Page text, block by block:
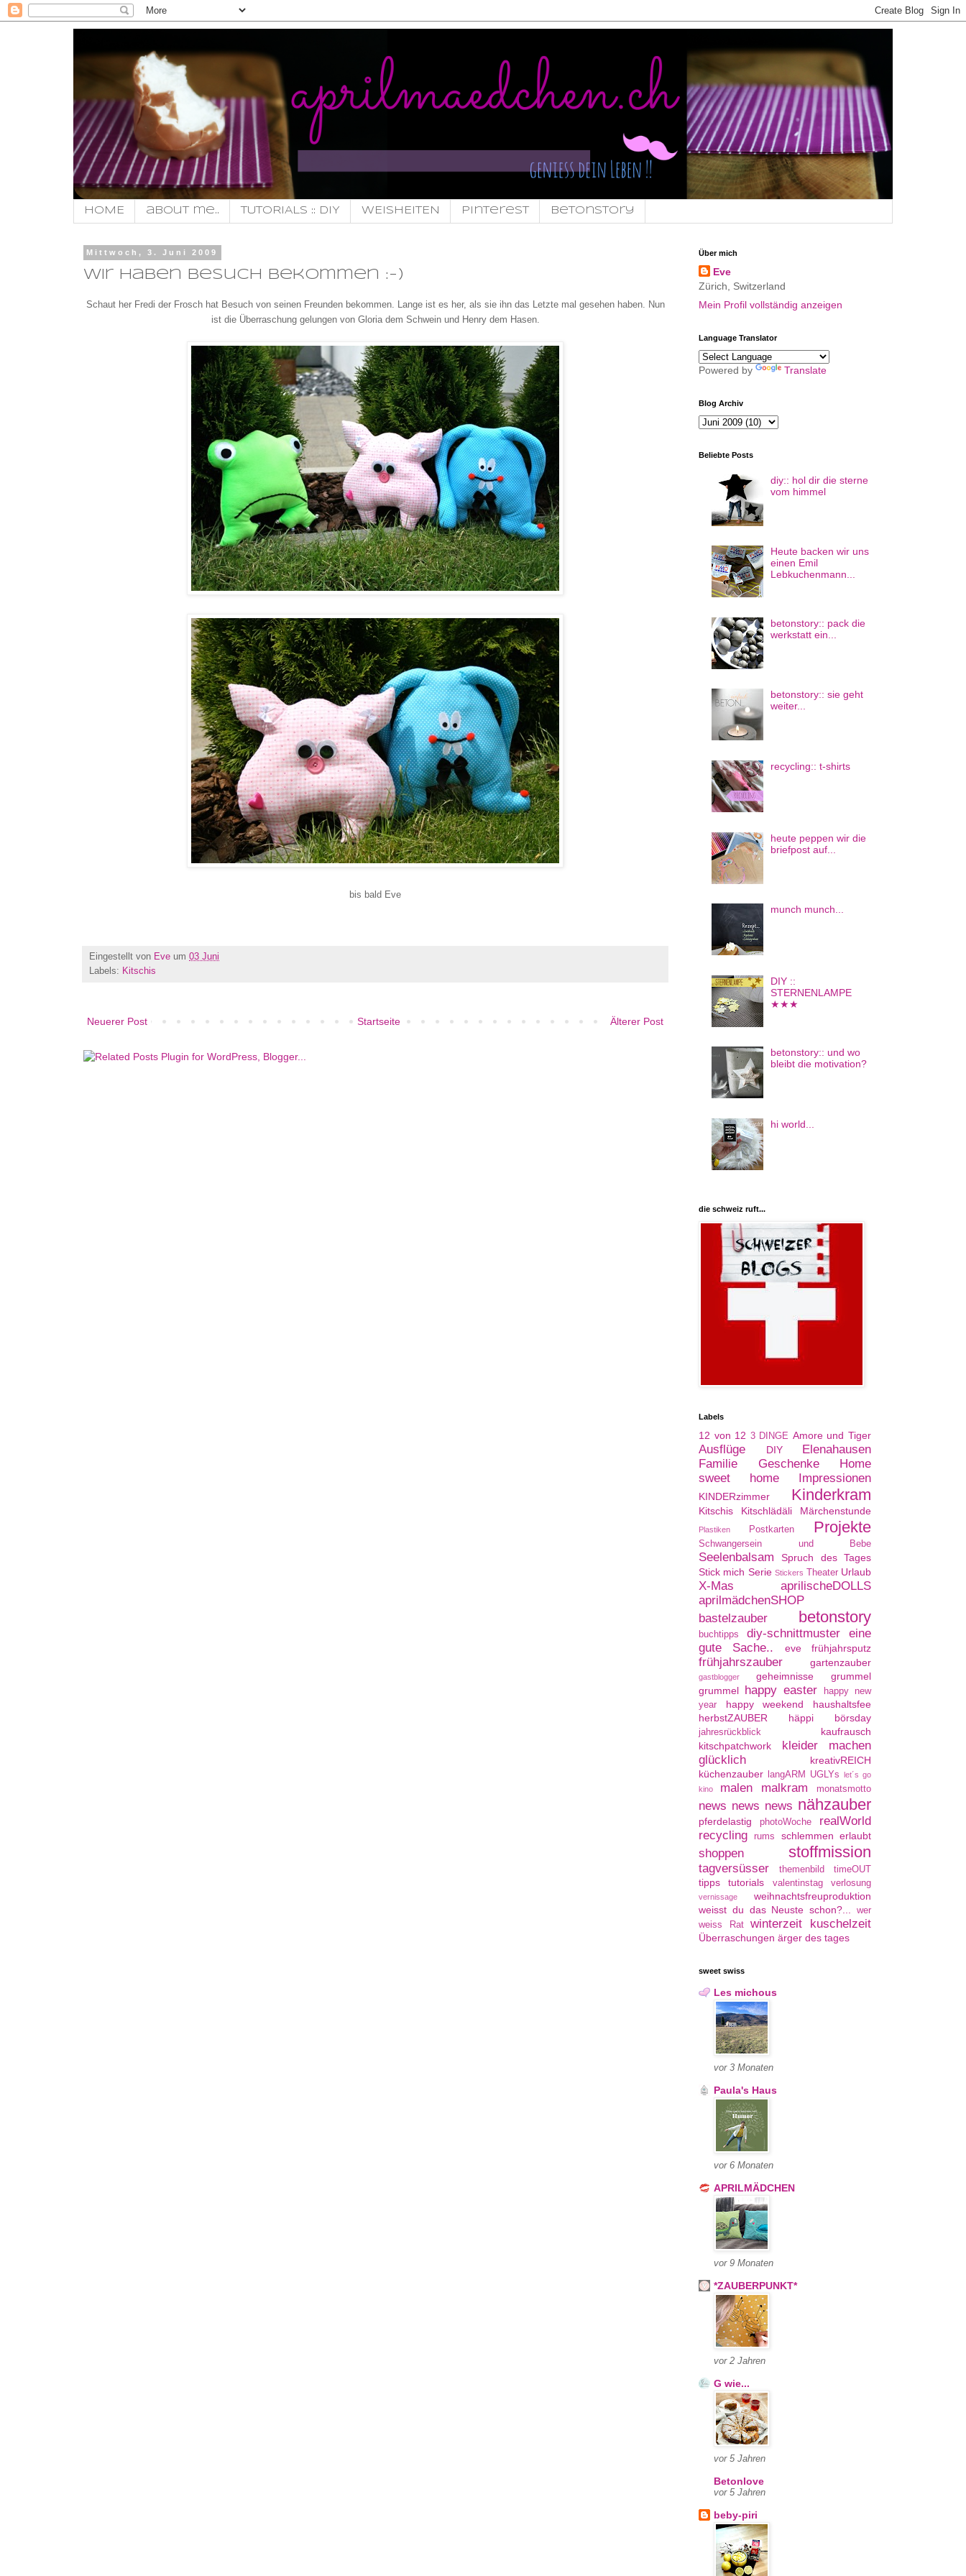
HOME about me.. TUTORIALS :: DIY WEISHEITEN pinterest Betonstory
Mittwoch, 3. Juni 2009
Wir haben Besuch bekommen :-)
Schaut her Fredi der Frosch hat Besuch von seinen Freunden bekommen. Lange ist es her, als sie ihn das Letzte mal gesehen haben. Nun
ist die Überraschung gelungen von Gloria dem Schwein und Henry dem Hasen.
bis bald Eve
Eingestellt von Eve um 03 Juni
Labels: Kitschis
Neuerer Post Älterer Post
Startseite
Über mich
Eve
Zürich, Switzerland
Mein Profil vollständig anzeigen
Language Translator
Powered by Translate
Blog Archiv
Beliebte Posts
diy:: hol dir die sterne
vom himmel
Heute backen wir uns
einen Emil
Lebkuchenmann...
betonstory:: pack die
werkstatt ein...
betonstory:: sie geht
weiter...
recycling:: t-shirts
heute peppen wir die
briefpost auf...
munch munch...
DIY ::
STERNENLAMPE
★★★
betonstory:: und wo
bleibt die motivation?
hi world...
die schweiz ruft...
Labels
12 von 12 3 DINGE Amore und Tiger
Ausflüge DIY
Elenahausen
Familie
Geschenke
Home
sweet home
Impressionen
KINDERzimmer Kinderkram
Kitschis Kitschlädäli Märchenstunde
Plastiken Postkarten Projekte
Schwangersein und Bebe
Seelenbalsam
Spruch des Tages
Stick mich Serie Stickers Theater Urlaub
X-Mas
aprilischeDOLLS
aprilmädchenSHOP
bastelzauber
betonstory
buchtipps diy-schnittmuster
eine
gute Sache..
eve frühjahrsputz
frühjahrszauber gartenzauber
gastblogger geheimnisse
grummel
grummel happy easter
happy new
year
happy weekend
haushaltsfee
herbstZAUBER
häppi börsday
jahresrückblick
kaufrausch
kitschpatchwork
kleider machen
glücklich
kreativREICH
küchenzauber
langARM UGLYs let´s go
kino
malen malkram monatsmotto
news news news nähzauber
pferdelastig photoWoche
realWorld
recycling
rums schlemmen erlaubt
shoppen stoffmission
tagversüsser themenbild timeOUT
tipps tutorials valentinstag verlosung
vernissage
weihnachtsfreuproduktion
weisst du das Neuste schon?...
wer
weiss Rat
winterzeit kuschelzeit
Überraschungen ärger des tages
sweet swiss
Les michous
vor 3 Monaten
Paula's Haus
vor 6 Monaten
APRILMÄDCHEN
vor 9 Monaten
*ZAUBERPUNKT*
vor 2 Jahren
G wie...
vor 5 Jahren
Betonlove
vor 5 Jahren
beby-piri